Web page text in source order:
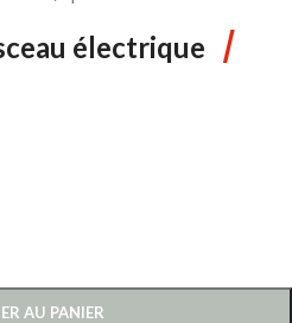
électrique /
AU PANIER